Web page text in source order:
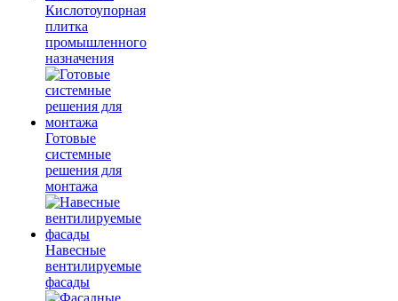
Кислотоупорная
плитка
промышленного
назначения
Готовые
системные
решения для
монтажа
Навесные
вентилируемые
фасады